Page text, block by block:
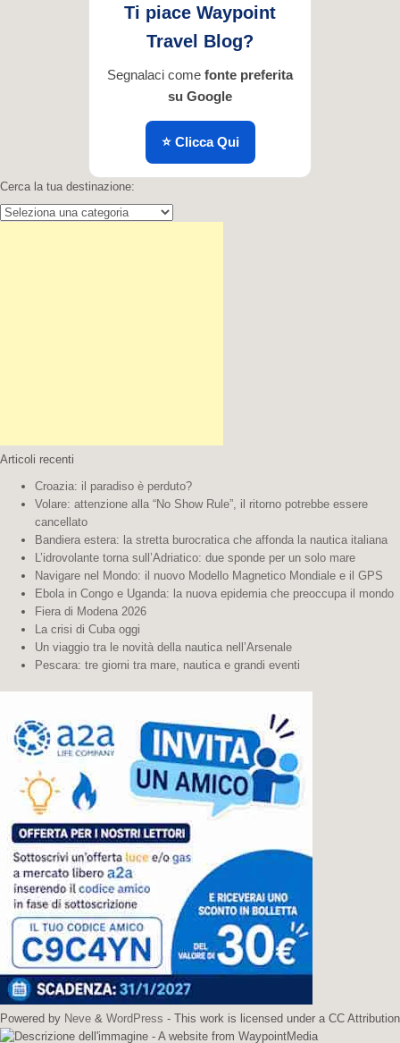
Ti piace Waypoint
Travel Blog?
Segnalaci come fonte preferita
su Google
⭐ Clicca Qui
Cerca la tua destinazione:
Cerca la tua destinazione:
Articoli recenti
Croazia: il paradiso è perduto?
Volare: attenzione alla “No Show Rule”, il ritorno potrebbe essere
cancellato
Bandiera estera: la stretta burocratica che affonda la nautica italiana
L’idrovolante torna sull’Adriatico: due sponde per un solo mare
Navigare nel Mondo: il nuovo Modello Magnetico Mondiale e il GPS
Ebola in Congo e Uganda: la nuova epidemia che preoccupa il mondo
Fiera di Modena 2026
La crisi di Cuba oggi
Un viaggio tra le novità della nautica nell’Arsenale
Pescara: tre giorni tra mare, nautica e grandi eventi
Powered by Neve & WordPress - This work is licensed under a CC Attribution
- A website from WaypointMedia